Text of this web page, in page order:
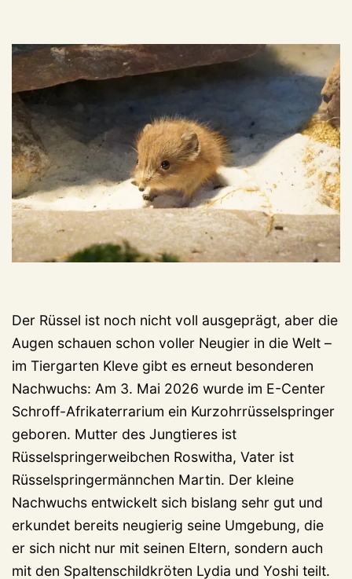
Der Rüssel ist noch nicht voll ausgeprägt, aber die
Augen schauen schon voller Neugier in die Welt –
im Tiergarten Kleve gibt es erneut besonderen
Nachwuchs: Am 3. Mai 2026 wurde im E-Center
Schroff-Afrikaterrarium ein Kurzohrrüsselspringer
geboren. Mutter des Jungtieres ist
Rüsselspringerweibchen Roswitha, Vater ist
Rüsselspringermännchen Martin. Der kleine
Nachwuchs entwickelt sich bislang sehr gut und
erkundet bereits neugierig seine Umgebung, die
er sich nicht nur mit seinen Eltern, sondern auch
mit den Spaltenschildkröten Lydia und Yoshi teilt.